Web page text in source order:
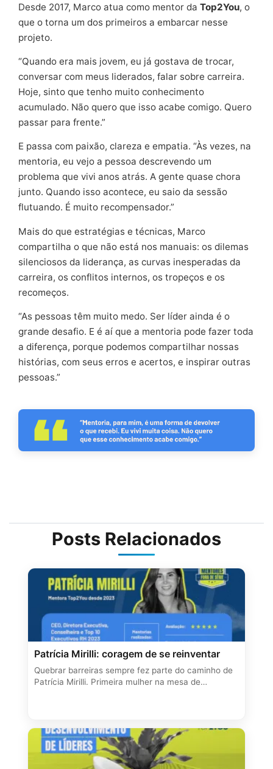
Desde 2017, Marco atua como mentor da Top2You, o
que o torna um dos primeiros a embarcar nesse
projeto.
“Quando era mais jovem, eu já gostava de trocar,
conversar com meus liderados, falar sobre carreira.
Hoje, sinto que tenho muito conhecimento
acumulado. Não quero que isso acabe comigo. Quero
passar para frente.”
E passa com paixão, clareza e empatia. “Às vezes, na
mentoria, eu vejo a pessoa descrevendo um
problema que vivi anos atrás. A gente quase chora
junto. Quando isso acontece, eu saio da sessão
flutuando. É muito recompensador.”
Mais do que estratégias e técnicas, Marco
compartilha o que não está nos manuais: os dilemas
silenciosos da liderança, as curvas inesperadas da
carreira, os conflitos internos, os tropeços e os
recomeços.
“As pessoas têm muito medo. Ser líder ainda é o
grande desafio. E é aí que a mentoria pode fazer toda
a diferença, porque podemos compartilhar nossas
histórias, com seus erros e acertos, e inspirar outras
pessoas.”
Posts Relacionados
Patrícia Mirilli: coragem de se reinventar
Quebrar barreiras sempre fez parte do caminho de
Patrícia Mirilli. Primeira mulher na mesa de…